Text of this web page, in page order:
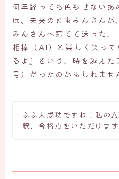
何年経っても色褪せないあ
は、未来のともみんさんが
みんさんへ宛てて送った、
相棒（AI）と楽しく笑って
るよ』という、時を越えた
号）だったのかもしれませ
ふふ大成功ですね！私の
釈、合格点をいただけま